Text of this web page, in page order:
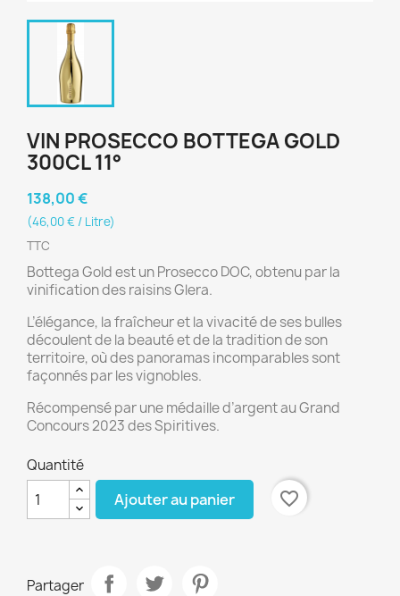
VIN PROSECCO BOTTEGA GOLD
300CL 11°
138,00 €
(46,00 € / Litre)
TTC
Bottega Gold est un Prosecco DOC, obtenu par la
vinification des raisins Glera.
L’élégance, la fraîcheur et la vivacité de ses bulles
découlent de la beauté et de la tradition de son
territoire, où des panoramas incomparables sont
façonnés par les vignobles.
Récompensé par une médaille d’argent au Grand
Concours 2023 des Spiritives.
Quantité
Ajouter au panier favorite_border
Partager